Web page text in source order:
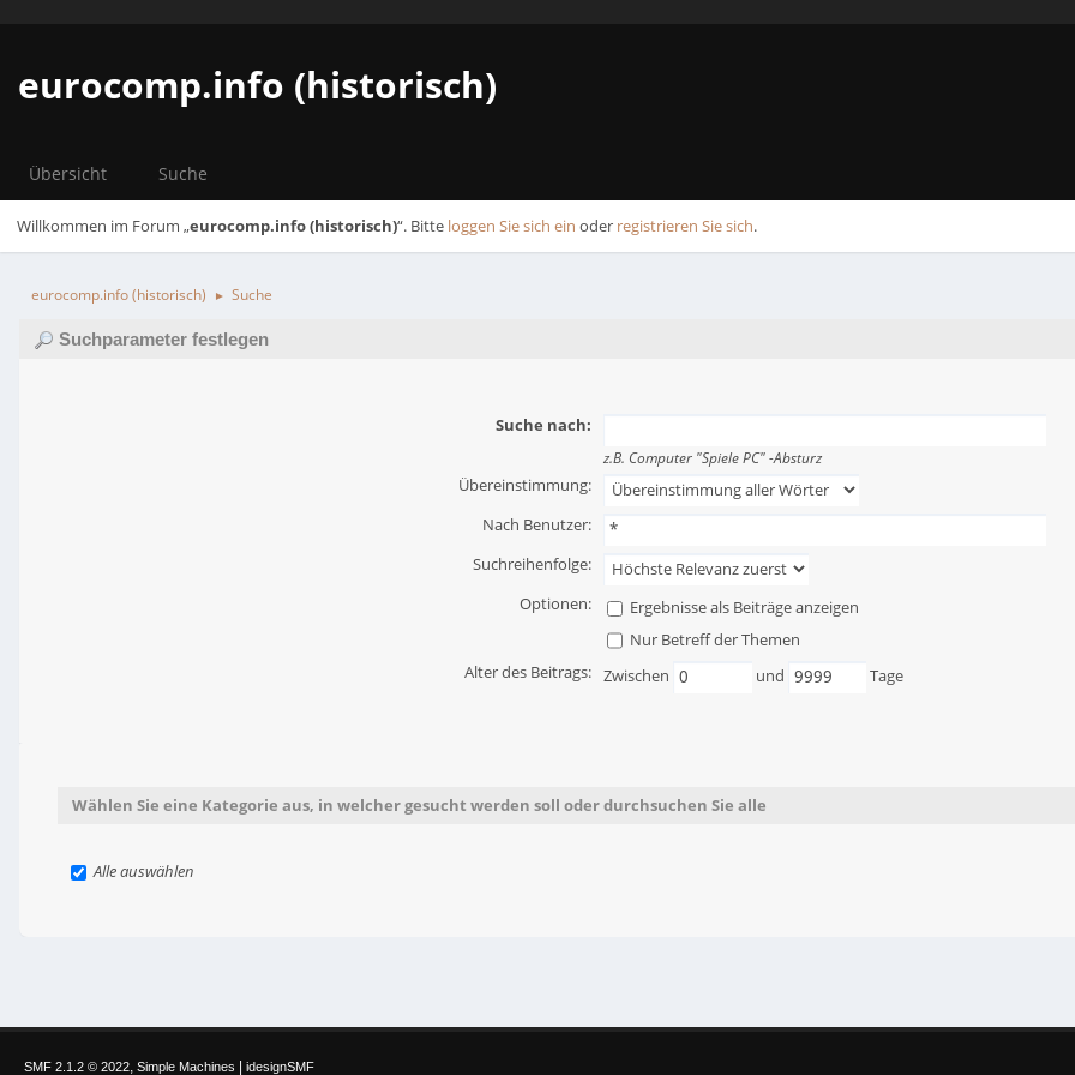
eurocomp.info (historisch)
Übersicht Suche
Willkommen im Forum „eurocomp.info (historisch)“. Bitte loggen Sie sich ein oder registrieren Sie sich.
eurocomp.info (historisch) ► Suche
Suchparameter festlegen
Suche nach:
z.B. Computer "Spiele PC" -Absturz
Übereinstimmung:
Nach Benutzer:
Suchreihenfolge:
Optionen:
Ergebnisse als Beiträge anzeigen
Nur Betreff der Themen
Alter des Beitrags: Zwischen und Tage
Wählen Sie eine Kategorie aus, in welcher gesucht werden soll oder durchsuchen Sie alle
Alle auswählen
SMF 2.1.2 © 2022, Simple Machines idesignSMF